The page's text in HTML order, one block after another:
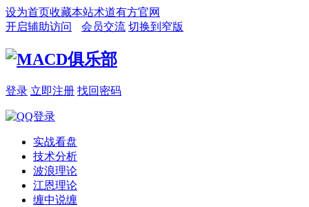
设为首页收藏本站术道有方官网
开启辅助访问
会员交流 切换到窄版
登录 立即注册 找回密码
实战看盘
技术分析
波浪理论
江恩理论
缠中说缠